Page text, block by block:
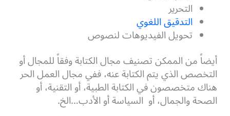
التحرير
التدقيق اللغوي
تحويل الفيديوهات لنصوص
أيضاً من الممكن تصنيف مجال الكتابة وفقاً للمجال أو
التخصص الذي يتم الكتابة عنه، ففي مجال العمل الحر
هناك متخصصون في الكتابة الطبية، أو التقنية، أو
الصحة والجمال، أو السياسة أو الأدب…الخ.